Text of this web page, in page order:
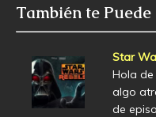
También te
Star
Hola
algo
de